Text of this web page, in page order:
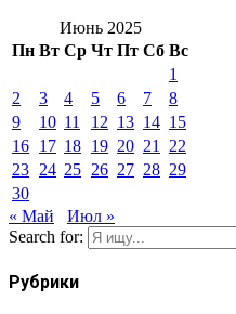
Июнь 2025
Пн Вт Ср Чт Пт Сб Вс
1
2
3 4 5 6 7
8
9
10 11 12 13 14 15
16 17 18 19 20 21
22
23 24 25 26 27 28 29
30
« Май
Июл »
Search for:
Рубрики